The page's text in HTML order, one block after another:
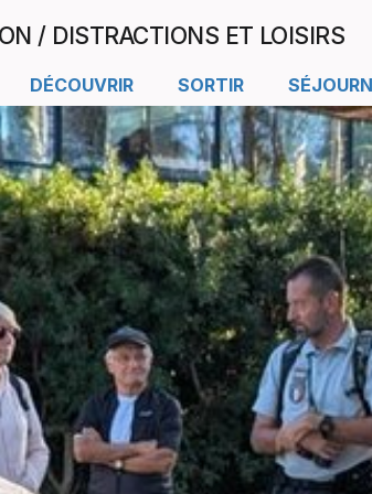
DÉCOUVRIR SORTIR
/ DISTRACTIONS ET LOISIRS